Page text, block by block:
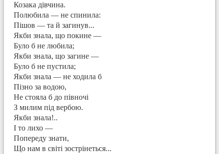
Козака дівчина.
Полюбила — не спинила:
Пішов — та й загинув...
Якби знала, що покине —
Було б не любила;
Якби знала, що загине —
Було б не пустила;
Якби знала — не ходила б
Пізно за водою,
Не стояла б до півночі
З милим під вербою.
Якби знала!..
І то лихо —
Попереду знати,
Що нам в світі зострінеться...